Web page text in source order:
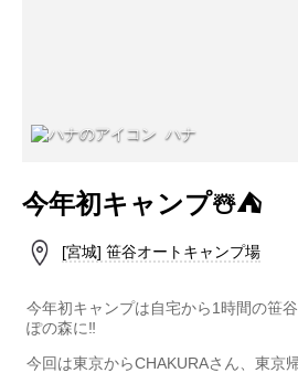
ハナ
今年初キャンプ☃️⛺️
[宮城] 笹谷オートキャンプ場
今年初キャンプは自宅から1時間の笹
ぽの森に‼︎
今回は東京からCHAKURAさん、東京